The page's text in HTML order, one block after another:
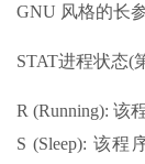
GNU 风格的长
STAT进程状态(
R (Running): 该
S (Sleep): 该